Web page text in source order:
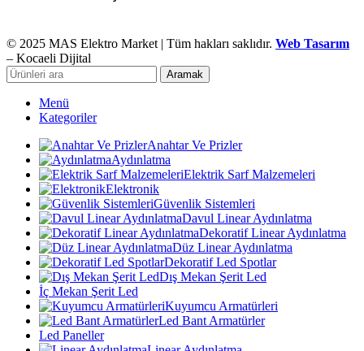
© 2025 MAS Elektro Market | Tüm hakları saklıdır. Web Tasarım
– Kocaeli Dijital
Aramak
Menü
Kategoriler
Anahtar Ve Prizler
Aydınlatma
Elektrik Sarf Malzemeleri
Elektronik
Güvenlik Sistemleri
Davul Linear Aydınlatma
Dekoratif Linear Aydınlatma
Düz Linear Aydınlatma
Dekoratif Led Spotlar
Dış Mekan Şerit Led
İç Mekan Şerit Led
Kuyumcu Armatürleri
Led Bant Armatürler
Led Paneller